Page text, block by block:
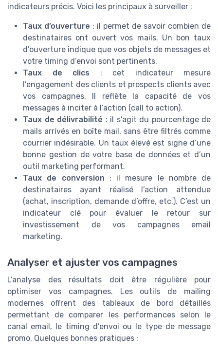
indicateurs précis. Voici les principaux à surveiller :
Taux d’ouverture : il permet de savoir combien de
destinataires ont ouvert vos mails. Un bon taux
d’ouverture indique que vos objets de messages et
votre timing d’envoi sont pertinents.
Taux de clics : cet indicateur mesure
l’engagement des clients et prospects clients avec
vos campagnes. Il reflète la capacité de vos
messages à inciter à l’action (call to action).
Taux de délivrabilité : il s’agit du pourcentage de
mails arrivés en boîte mail, sans être filtrés comme
courrier indésirable. Un taux élevé est signe d’une
bonne gestion de votre base de données et d’un
outil marketing performant.
Taux de conversion : il mesure le nombre de
destinataires ayant réalisé l’action attendue
(achat, inscription, demande d’offre, etc.). C’est un
indicateur clé pour évaluer le retour sur
investissement de vos campagnes email
marketing.
Analyser et ajuster vos campagnes
L’analyse des résultats doit être régulière pour
optimiser vos campagnes. Les outils de mailing
modernes offrent des tableaux de bord détaillés
permettant de comparer les performances selon le
canal email, le timing d’envoi ou le type de message
promo. Quelques bonnes pratiques :